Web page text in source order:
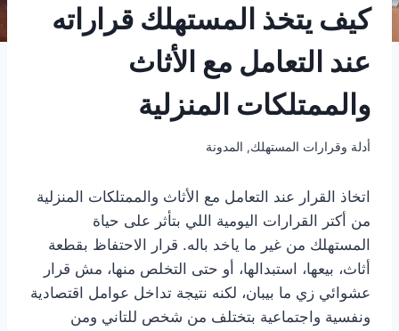
كيف يتخذ المستهلك قراراته
عند التعامل مع الأثاث
والممتلكات المنزلية
أدلة وقرارات المستهلك, المدونة
اتخاذ القرار عند التعامل مع الأثاث والممتلكات المنزلية
من أكتر القرارات اليومية اللي بتأثر على حياة
المستهلك من غير ما ياخد باله. قرار الاحتفاظ بقطعة
أثاث، بيعها، استبدالها، أو حتى التخلص منها، مش قرار
عشوائي زي ما بيبان، لكنه نتيجة تداخل عوامل اقتصادية
ونفسية واجتماعية بتختلف من شخص للتاني ومن